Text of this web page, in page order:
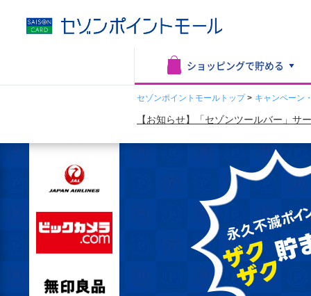
ショッピングで貯める
セゾンポイントモールトップ> キャンペーン
【お知らせ】「セゾンツールバー」サ